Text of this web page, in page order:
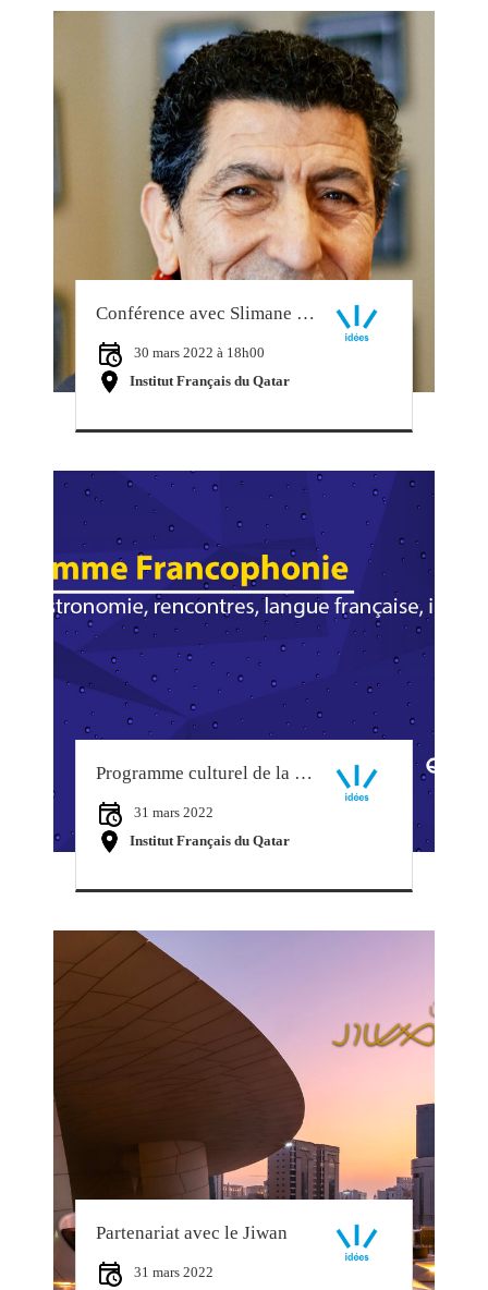
Conférence avec Slimane Zeghidour
30 mars 2022 à 18h00
Institut Français du Qatar
Programme culturel de la Francophonie
31 mars 2022
Institut Français du Qatar
Partenariat avec le Jiwan
31 mars 2022